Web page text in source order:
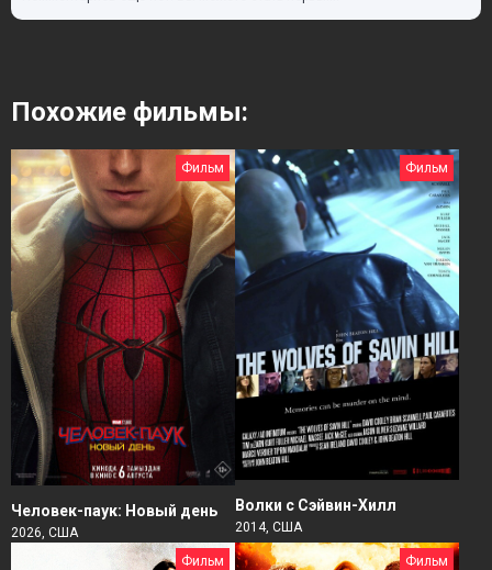
Похожие фильмы:
Фильм
Человек-паук: Новый день
2026, США
Фильм
Волки с Сэйвин-Хилл
2014, США
Фильм Фильм